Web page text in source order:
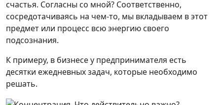
счастья. Согласны со мной? Соответственно,
сосредотачиваясь на чем-то, мы вкладываем в этот
предмет или процесс всю энергию своего
подсознания.
К примеру, в бизнесе у предпринимателя есть
десятки ежедневных задач, которые необходимо
решать.